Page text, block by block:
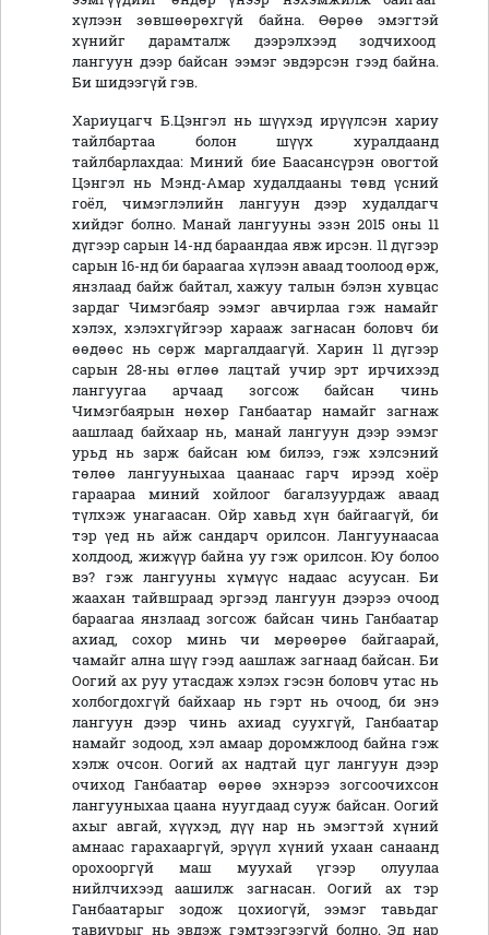
хүлээн зөвшөөрөхгүй байна. Өөрөө эмэгтэй
хүнийг дарамталж дээрэлхээд зодчихоод
лангуун дээр байсан ээмэг эвдэрсэн гээд байна.
Би шидээгүй гэв.
Хариуцагч Б.Цэнгэл нь шүүхэд ирүүлсэн хариу
тайлбартаа болон шүүх хуралдаанд
тайлбарлахдаа: Миний бие Баасансүрэн овогтой
Цэнгэл нь Мэнд-Амар худалдааны төвд үсний
гоёл, чимэглэлийн лангуун дээр худалдагч
хийдэг болно. Манай лангууны эзэн 2015 оны 11
дүгээр сарын 14-нд бараандаа явж ирсэн. 11 дүгээр
сарын 16-нд би бараагаа хүлээн аваад тоолоод өрж,
янзлаад байж байтал, хажуу талын бэлэн хувцас
зардаг Чимэгбаяр ээмэг авчирлаа гэж намайг
хэлэх, хэлэхгүйгээр харааж загнасан боловч би
өөдөөс нь сөрж маргалдаагүй. Харин 11 дүгээр
сарын 28-ны өглөө лацтай учир эрт ирчихээд
лангуугаа арчаад зогсож байсан чинь
Чимэгбаярын нөхөр Ганбаатар намайг загнаж
аашлаад байхаар нь, манай лангуун дээр ээмэг
урьд нь зарж байсан юм билээ, гэж хэлсэний
төлөө лангууныхаа цаанаас гарч ирээд хоёр
гараараа миний хойлоог багалзуурдаж аваад
түлхэж унагаасан. Ойр хавьд хүн байгаагүй, би
тэр үед нь айж сандарч орилсон. Лангуунаасаа
холдоод, жижүүр байна уу гэж орилсон. Юу болоо
вэ? гэж лангууны хүмүүс надаас асуусан. Би
жаахан тайвшраад эргээд лангуун дээрээ очоод
бараагаа янзлаад зогсож байсан чинь Ганбаатар
ахиад, сохор минь чи мөрөөрөө байгаарай,
чамайг ална шүү гээд аашлаж загнаад байсан. Би
Оогий ах руу утасдаж хэлэх гэсэн боловч утас нь
холбогдохгүй байхаар нь гэрт нь очоод, би энэ
лангуун дээр чинь ахиад суухгүй, Ганбаатар
намайг зодоод, хэл амаар доромжлоод байна гэж
хэлж очсон. Оогий ах надтай цуг лангуун дээр
очиход Ганбаатар өөрөө эхнэрээ зогсоочихсон
лангууныхаа цаана нуугдаад сууж байсан. Оогий
ахыг авгай, хүүхэд, дүү нар нь эмэгтэй хүний
амнаас гарахааргүй, эрүүл хүний ухаан санаанд
орохооргүй маш муухай үгээр олуулаа
нийлчихээд аашилж загнасан. Оогий ах тэр
Ганбаатарыг зодож цохиогүй, ээмэг тавьдаг
тавиурыг нь эвдэж гэмтээгээгүй болно. Эд нар